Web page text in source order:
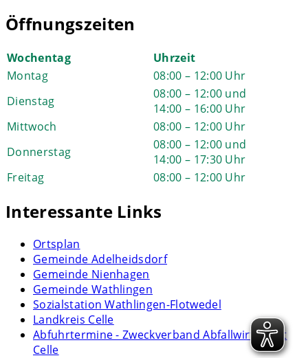
Öffnungszeiten
Wochentag
Uhrzeit
Montag
08:00 – 12:00 Uhr
Dienstag
08:00 – 12:00 und
14:00 – 16:00 Uhr
Mittwoch
08:00 – 12:00 Uhr
Donnerstag
08:00 – 12:00 und
14:00 – 17:30 Uhr
Freitag
08:00 – 12:00 Uhr
Interessante Links
Ortsplan
Gemeinde Adelheidsdorf
Gemeinde Nienhagen
Gemeinde Wathlingen
Sozialstation Wathlingen-Flotwedel
Landkreis Celle
Abfuhrtermine - Zweckverband Abfallwirtschaft
Celle